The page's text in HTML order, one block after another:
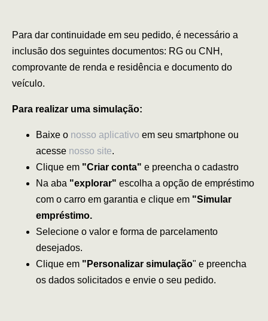
Para dar continuidade em seu pedido, é necessário a
inclusão dos seguintes documentos: RG ou CNH,
comprovante de renda e residência e documento do
veículo.
Para realizar uma simulação:
Baixe o nosso aplicativo em seu smartphone ou
acesse nosso site.
Clique em "Criar conta" e preencha o cadastro
Na aba "explorar" escolha a opção de empréstimo
com o carro em garantia e clique em "Simular
empréstimo.
Selecione o valor e forma de parcelamento
desejados.
Clique em "Personalizar simulação" e preencha
os dados solicitados e envie o seu pedido.